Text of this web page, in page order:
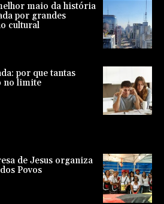
maio da história
por grandes
cultural
por que tantas
no limite
de Jesus organiza
Povos